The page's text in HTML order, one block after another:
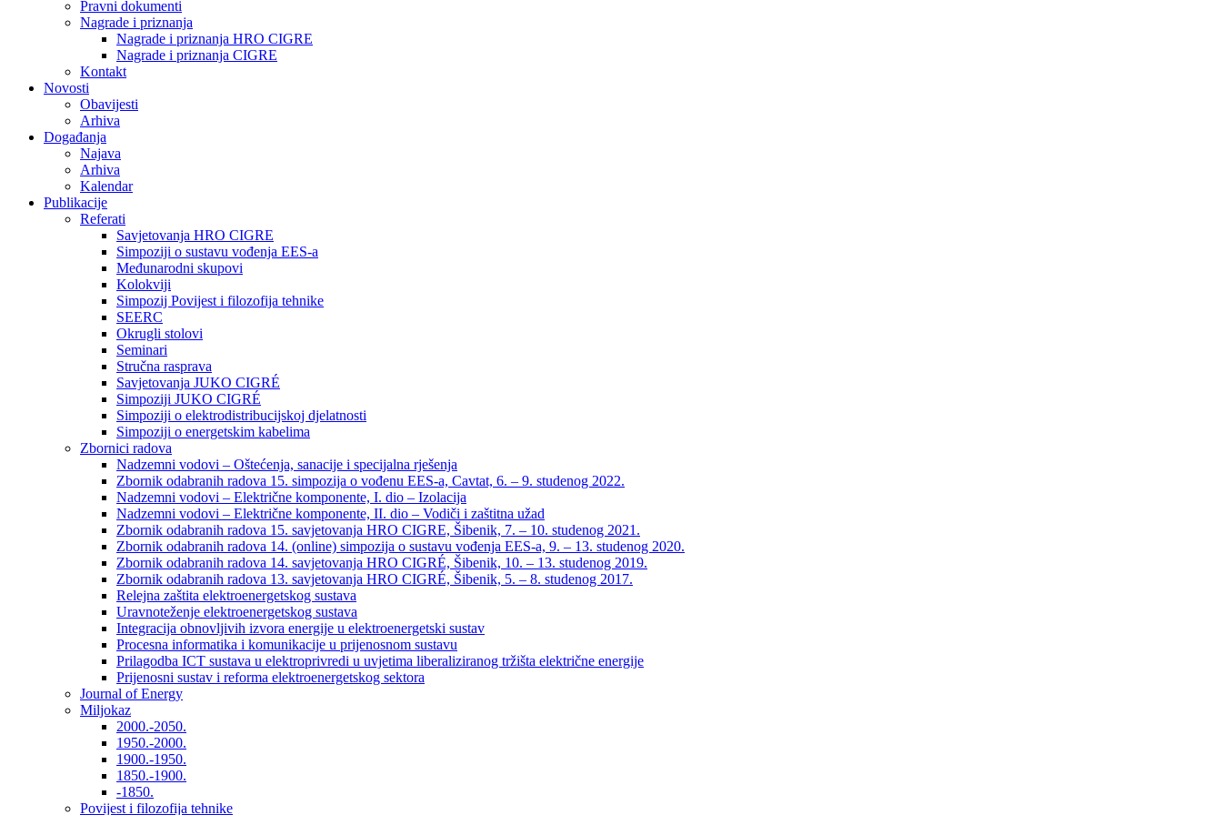
Pravni dokumenti
Nagrade i priznanja
Nagrade i priznanja HRO CIGRE
Nagrade i priznanja CIGRE
Kontakt
Novosti
Obavijesti
Arhiva
Događanja
Najava
Arhiva
Kalendar
Publikacije
Referati
Savjetovanja HRO CIGRE
Simpoziji o sustavu vođenja EES-a
Međunarodni skupovi
Kolokviji​
Simpozij Povijest i filozofija tehnike
SEERC
Okrugli stolovi
Seminari​
Stručna rasprava​
Savjetovanja JUKO CIGRÉ
Simpoziji JUKO CIGRÉ
Simpoziji o elektrodistribucijskoj djelatnosti
Simpoziji o energetskim kabelima
Zbornici radova
Nadzemni vodovi – Oštećenja, sanacije i specijalna rješenja
Zbornik odabranih radova 15. simpozija o vođenu EES-a, Cavtat, 6. – 9. studenog 2022.
Nadzemni vodovi – Električne komponente, I. dio – Izolacija
Nadzemni vodovi – Električne komponente, II. dio – Vodiči i zaštitna užad
Zbornik odabranih radova 15. savjetovanja HRO CIGRE, Šibenik, 7. – 10. studenog 2021.
Zbornik odabranih radova 14. (online) simpozija o sustavu vođenja EES-a, 9. – 13. studenog 2020.
Zbornik odabranih radova 14. savjetovanja HRO CIGRÉ, Šibenik, 10. – 13. studenog 2019.
Zbornik odabranih radova 13. savjetovanja HRO CIGRÉ, Šibenik, 5. – 8. studenog 2017.
Relejna zaštita elektroenergetskog sustava
Uravnoteženje elektroenergetskog sustava
Integracija obnovljivih izvora energije u elektroenergetski sustav
Procesna informatika i komunikacije u prijenosnom sustavu
Prilagodba ICT sustava u elektroprivredi u uvjetima liberaliziranog tržišta električne energije
Prijenosni sustav i reforma elektroenergetskog sektora
Journal of Energy
Miljokaz
2000.-2050.
1950.-2000.
1900.-1950.
1850.-1900.
-1850.
Povijest i filozofija tehnike